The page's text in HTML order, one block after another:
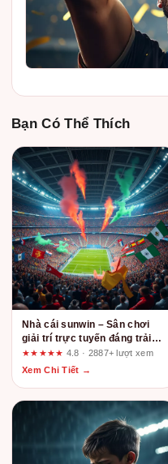
Bạn Có Thể Thích
Nhà cái sunwin – Sân chơi
giải trí trực tuyến đáng trải
nghiệm nhất 2025
★★★★★ 4.8 · 2887+ lượt xem
Xem Chi Tiết →